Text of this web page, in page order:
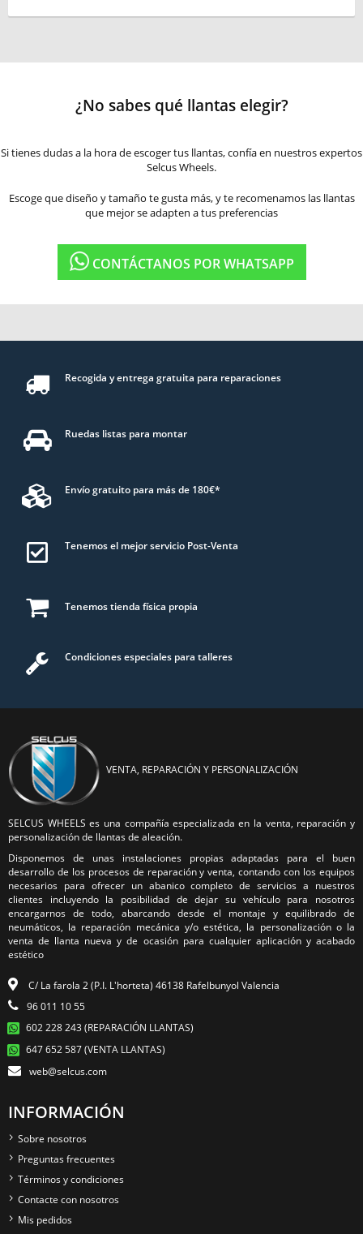
¿No sabes qué llantas elegir?
Si tienes dudas a la hora de escoger tus llantas, confía en nuestros expertos
Selcus Wheels.
Escoge que diseño y tamaño te gusta más, y te recomenamos las llantas
que mejor se adapten a tus preferencias
CONTÁCTANOS POR WHATSAPP
Recogida y entrega gratuita para reparaciones
Ruedas listas para montar
Envío gratuito para más de 180€*
Tenemos el mejor servicio Post-Venta
Tenemos tienda física propia
Condiciones especiales para talleres
VENTA, REPARACIÓN Y PERSONALIZACIÓN
SELCUS WHEELS es una compañía especializada en la venta, reparación y
personalización de llantas de aleación.
Disponemos de unas instalaciones propias adaptadas para el buen
desarrollo de los procesos de reparación y venta, contando con los equipos
necesarios para ofrecer un abanico completo de servicios a nuestros
clientes incluyendo la posibilidad de dejar su vehículo para nosotros
encargarnos de todo, abarcando desde el montaje y equilibrado de
neumáticos, la reparación mecánica y/o estética, la personalización o la
venta de llanta nueva y de ocasión para cualquier aplicación y acabado
estético
C/ La farola 2 (P.I. L'horteta) 46138 Rafelbunyol Valencia
96 011 10 55
602 228 243 (REPARACIÓN LLANTAS)
647 652 587 (VENTA LLANTAS)
web@selcus.com
INFORMACIÓN
Sobre nosotros
Preguntas frecuentes
Términos y condiciones
Contacte con nosotros
Mis pedidos